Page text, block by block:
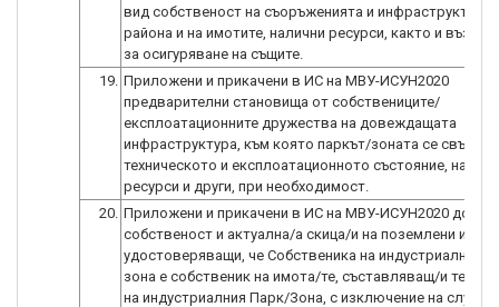
вид собственост на съоръженията и
района и на имотите, налични ресурси, както и
за осигуряване на същите.
19. Приложени и прикачени в ИС на МВУ-ИСУН2020
предварителни становища от собствениците/
експлоатационните дружества на довеждащата
инфраструктура, към която паркът/зоната се
техническото и експлоатационното състояние,
ресурси и други, при необходимост.
20. Приложени и прикачени в ИС на МВУ-ИСУН2020
собственост и актуална/а скица/и на поземлени
удостоверяващи, че Собственика на индустриалния
зона е собственик на имота/те, съставляващ/и
на индустриалния Парк/Зона, с изключение на